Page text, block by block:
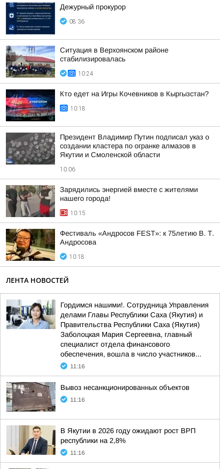
Дежурный прокурор
08:36
Ситуация в Верхоянском районе
стабилизировалась
10:24
Кто едет на Игры Кочевников в Кыргызстан?
10:18
Президент Владимир Путин подписал указ о
создании кластера по огранке алмазов в
Якутии и Смоленской области
10:06
Зарядились энергией вместе с жителями
нашего города!
10:15
Фестиваль «Андросов FEST»: к 75летию В. Т.
Андросова
10:18
ЛЕНТА НОВОСТЕЙ
Гордимся нашими!. Сотрудница Управления
делами Главы Республики Саха (Якутия) и
Правительства Республики Саха (Якутия)
Заболоцкая Мария Сергеевна, главный
специалист отдела финансового
обеспечения, вошла в число участников...
11:16
Вывоз несанкционированных объектов
11:16
В Якутии в 2026 году ожидают рост ВРП
республики на 2,8%
11:16